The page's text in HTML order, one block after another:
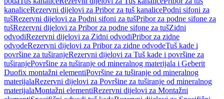
kanaliceRezervni dijelovi za Pribor za tuš kanalicePodni sifoni za
tušRezervni dijelovi za Podni sifoni za tušPribor za podne sifone za
tušRezervni dijelovi za Pribor za podne sifone za tušZidni
odvodiRezervni dijelovi za Zidni odvodiPribor za zidne
odvodeRezervni dijelovi za Pribor za zidne odvodeTuš kade i
površine za tuširanjeRezervni dijelovi za Tuš kade i površine za
tuširanjePovršine za tuširanje od mineralnog materijala i Geberit
Duofix montažni elementiPovršine za tuširanje od mineralnog
materijalaRezervni dijelovi za Površine za tuširanje od mineralnog
materijalaMontažni elementiRezervni dijelovi za Montažni